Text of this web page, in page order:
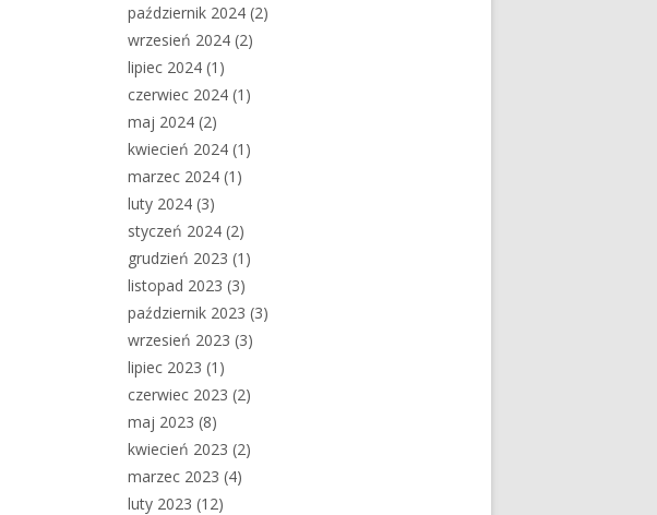
październik 2024 (2)
wrzesień 2024 (2)
lipiec 2024 (1)
czerwiec 2024 (1)
maj 2024 (2)
kwiecień 2024 (1)
marzec 2024 (1)
luty 2024 (3)
styczeń 2024 (2)
grudzień 2023 (1)
listopad 2023 (3)
październik 2023 (3)
wrzesień 2023 (3)
lipiec 2023 (1)
czerwiec 2023 (2)
maj 2023 (8)
kwiecień 2023 (2)
marzec 2023 (4)
luty 2023 (12)